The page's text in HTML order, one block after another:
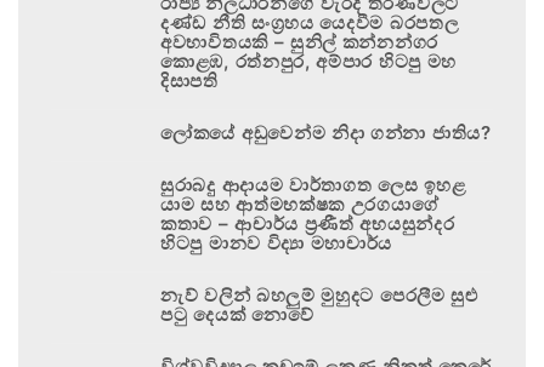
දණ්ඩ නීති සංග්‍රහය යෙදවීම බරපතල
අවභාවිතයකි – සුනිල් කන්නන්ගර
කොළඹ, රත්නපුර, අම්පාර හිටපු මහ
දිසාපති
ලෝකයේ අඩුවෙන්ම නිදා ගන්නා ජාතිය?
සුරාබදු ආදායම වාර්තාගත ලෙස ඉහළ
යාම සහ ආත්මභක්ෂක උරගයාගේ
කතාව – ආචාර්ය ප්‍රණීත් අභයසුන්දර
හිටපු මානව විද්‍යා මහාචාර්ය
නැව් වලින් බහලුම් මුහුදට පෙරලීම සුළු
පටු දෙයක් නොවේ